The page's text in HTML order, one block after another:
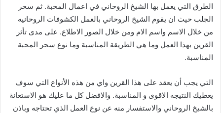
الطرق التي يعمل بها الشيخ الروحاني في اعمال المحبة. ثم سحر
الجلب حيث ان يقوم الشيخ الروحاني بالعمل الكشوفات الروحانيه
من خلال الاسم واسم الام ومن خلال الصور الاطلاع. على مدى تأثر
القرين بهذا العمل وما هي الطريقة المناسبة وما نوع سحر المحبة
المناسبة.
التي يجب أن يعقد على هذا القرين واي من هذه الأنواع التي سوف
يعطيك النتيجه الاقوى و المناسبة. والافضل كل ما عليك هو الاستعانة
بالشيخ الروحاني والاستفسار منه عن نوع العمل الذي تحتاجه وباذن